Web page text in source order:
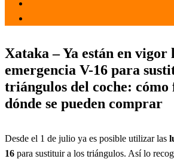
Xataka – Ya están en vigor
emergencia V-16 para
triángulos del coche: cómo
dónde se pueden comprar
Desde el 1 de julio ya es posible utilizar las
16 para sustituir a los triángulos. Así lo